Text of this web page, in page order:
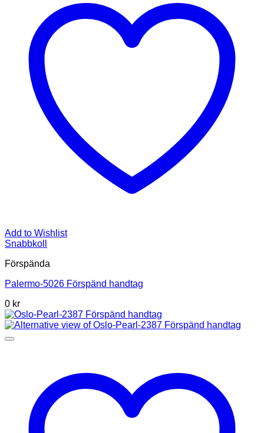
Add to Wishlist
Snabbkoll
Förspända
Palermo-5026 Förspänd handtag
0 kr